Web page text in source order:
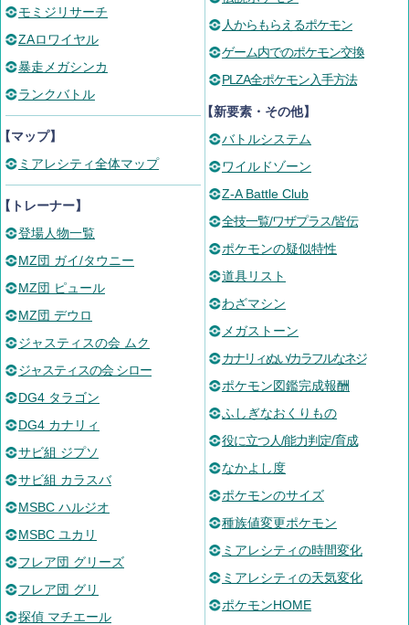
モミジリサーチ
ZAロワイヤル
暴走メガシンカ
ランクバトル
マップ】
ミアレシティ全体マップ
トレーナー】
登場人物一覧
MZ団 ガイ/タウニー
MZ団 ピュール
MZ団 デウロ
ジャスティスの会 ムク
ジャスティスの会 シロー
DG4 タラゴン
DG4 カナリィ
サビ組 ジプソ
サビ組 カラスバ
MSBC ハルジオ
MSBC ユカリ
フレア団 グリーズ
フレア団 グリ
探偵 マチエール
人からもらえるポケモン
ゲーム内でのポケモン交換
PLZA全ポケモン入手方法
【新要素・その他】
バトルシステム
ワイルドゾーン
Z-A Battle Club
全技一覧/ワザプラス/皆伝
ポケモンの疑似特性
道具リスト
わざマシン
メガストーン
カナリィぬい/カラフルなネジ
ポケモン図鑑完成報酬
ふしぎなおくりもの
役に立つ人/能力判定/育成
なかよし度
ポケモンのサイズ
種族値変更ポケモン
ミアレシティの時間変化
ミアレシティの天気変化
ポケモンHOME